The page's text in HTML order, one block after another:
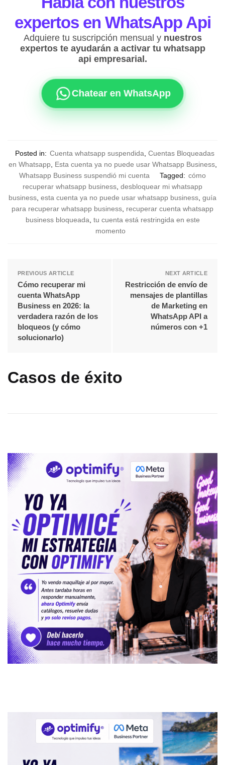
expertos en WhatsApp Api
Adquiere tu suscripción mensual y nuestros
expertos te ayudarán a activar tu whatsapp
api empresarial.
Chatear en WhatsApp
Posted in: Cuenta whatsapp suspendida Cuentas Bloqueadas
en Whatsapp, Esta cuenta ya no puede usar Whatsapp Business,
Whatsapp Business suspendió mi cuenta
Tagged: cómo
recuperar whatsapp business desbloquear mi whatsapp
business esta cuenta ya no puede usar whatsapp business guía
para recuperar whatsapp business recuperar cuenta whatsapp
business bloqueada tu cuenta está restringida en este
momento
PREVIOUS ARTICLE
Cómo recuperar mi
cuenta WhatsApp
Business en 2026: la
verdadera razón de los
bloqueos (y cómo
solucionarlo)
NEXT ARTICLE
Restricción de envío de
mensajes de plantillas
de Marketing en
WhatsApp API a
números con +1
Casos de éxito